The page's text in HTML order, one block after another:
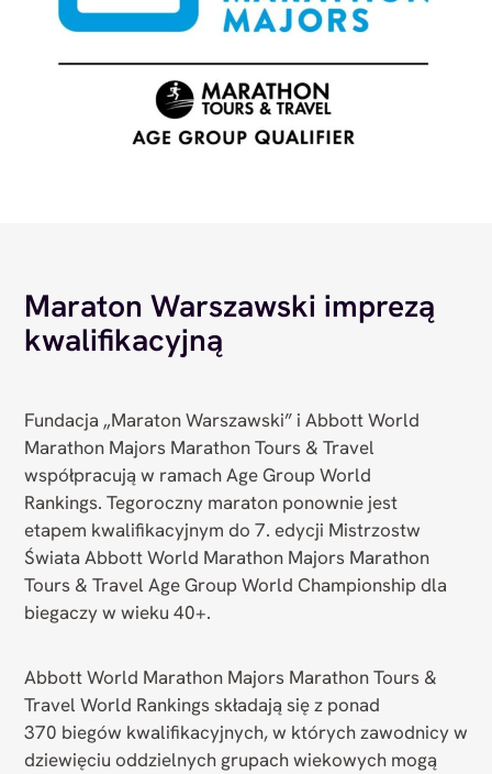
Maraton Warszawski imprezą
kwalifikacyjną
Fundacja „Maraton Warszawski” i Abbott World
Marathon Majors Marathon Tours & Travel
współpracują w ramach Age Group World
Rankings. Tegoroczny maraton ponownie jest
etapem kwalifikacyjnym do 7. edycji Mistrzostw
Świata Abbott World Marathon Majors Marathon
Tours & Travel Age Group World Championship dla
biegaczy w wieku 40+.
Abbott World Marathon Majors Marathon Tours &
Travel World Rankings składają się z ponad
370 biegów kwalifikacyjnych, w których zawodnicy w
dziewięciu oddzielnych grupach wiekowych mogą